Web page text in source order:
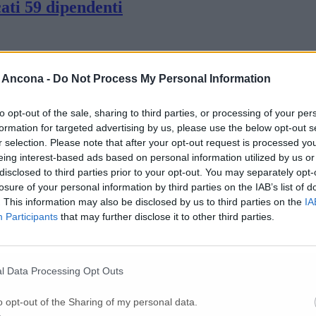
- Do Not Process My Personal Information
opt-out of the sale, sharing to third parties, or processing of your
for targeted advertising by us, please use the below opt-out
selection. Please note that after your opt-out request is processed
interest-based ads based on personal information utilized by us
to third parties prior to your opt-out. You may separately
of your personal information by third parties on the IAB’s list of
This information may also be disclosed by us to third parties on the
Participants that may further disclose it to other third parties.
Data Processing Opt Outs
opt-out of the Sharing of my personal data.
59 dipendenti
fotocopie: «Chiusa una storia iniziata
a tutela dei lavoratori
idee e immaginare un nuovo modello
Accordo trovato al ministero, Urso:
Mimit: «Al Governo chiediamo